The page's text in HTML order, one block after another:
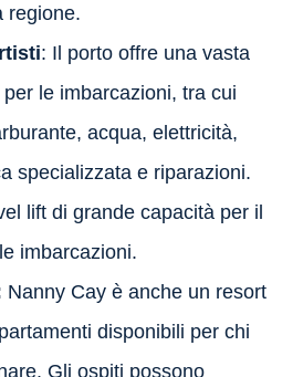
regione.
: Il porto offre una vasta
le imbarcazioni, tra cui
acqua, elettricità,
specializzata e riparazioni.
lift di grande capacità per il
imbarcazioni.
Nanny Cay è anche un resort
disponibili per chi
Gli ospiti possono